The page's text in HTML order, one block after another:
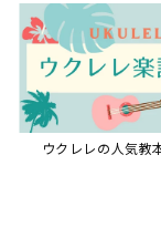
ウクレレの人気教